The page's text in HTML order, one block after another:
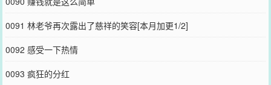
0091 林老爷再次露出了慈祥的笑容[本月加更1/2]
0092 感受一下热情
0093 疯狂的分红